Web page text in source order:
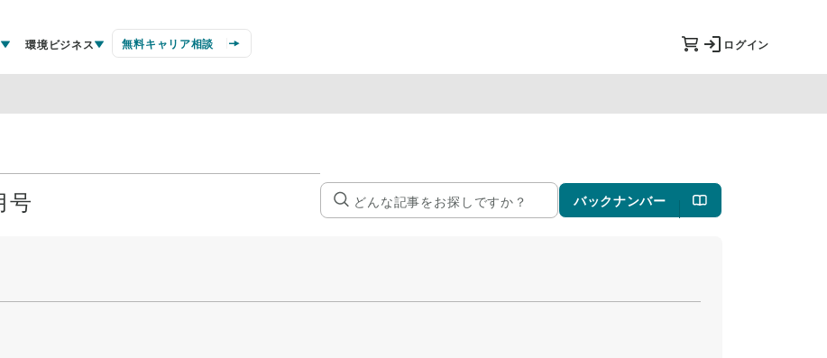
環境ビジネス 無料キャリア相談 ログイン
号 バックナンバー